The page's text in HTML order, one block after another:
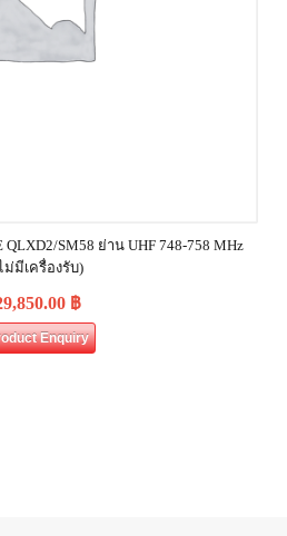
SM58 ย่าน UHF 748-758 MHz
ม่มีเครื่องรับ)
฿
Enquiry